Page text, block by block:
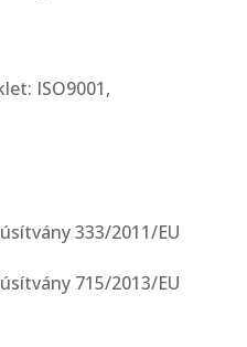
ISO9001,
333/2011/EU
715/2013/EU